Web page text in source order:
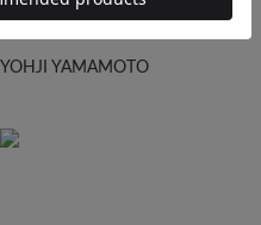
YOHJI YAMAMOTO